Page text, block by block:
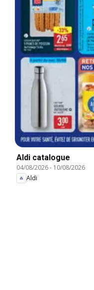
Aldi catalogue
04/08/2026- 10/08/2026
Aldi